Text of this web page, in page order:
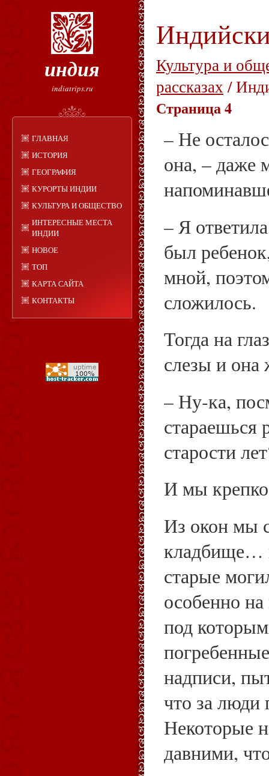
индия
indiatrips.ru
ГЛАВНАЯ
ИСТОРИЯ
ГЕОГРАФИЯ
КУРОРТЫ ИНДИИ
КУЛЬТУРА И ОБЩЕСТВО
ИНТЕРЕСНЫЕ МЕСТА
ИНДИИ
НОВОЕ
ТОП
КАРТА САЙТА
КОНТАКТЫ
Культура и
рассказах/
Страница 4
– Не
она, – даже
– Я
был
мной,
сложилось.
Тогда на
слезы и она
– Ну‑ка,
стараешься
старости
И мы
Из окон мы
кладбище…
старые
особенно
под
надписи,
что за люди
Некоторые
давними,